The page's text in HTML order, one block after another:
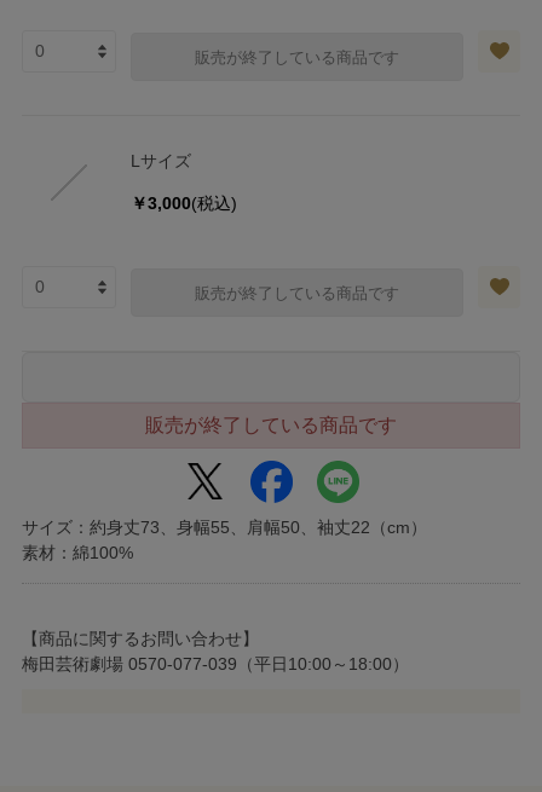
販売が終了している商品です
Lサイズ
￥3,000(税込)
販売が終了している商品です
販売が終了している商品です
サイズ：約身丈73、身幅55、肩幅50、袖丈22（cm）
素材：綿100%
【商品に関するお問い合わせ】
梅田芸術劇場 0570-077-039（平日10:00～18:00）